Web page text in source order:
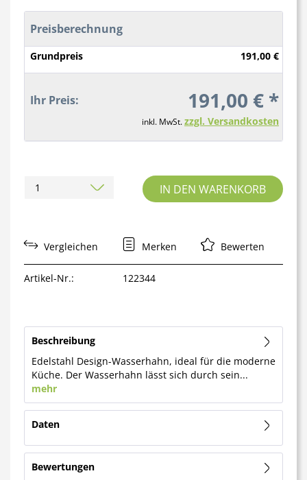
Preisberechnung
Grundpreis 191,00 €
Ihr Preis: 191,00 € *
inkl. MwSt.zzgl. Versandkosten
IN DEN WARENKORB
Vergleichen Merken Bewerten
Artikel-Nr.: 122344
Beschreibung
Edelstahl Design-Wasserhahn, ideal für die moderne
Küche. Der Wasserhahn lässt sich durch sein...
mehr
Daten
Bewertungen